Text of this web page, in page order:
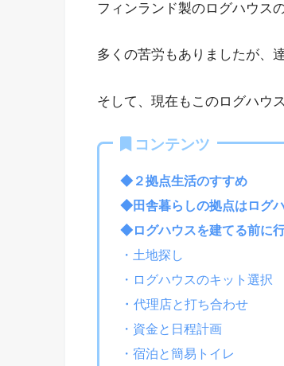
フィンランド製のログハウス
多くの苦労もありましたが、
そして、現在もこのログハウ
コンテンツ
◆２拠点生活のすすめ
◆田舎暮らしの拠点はログ
◆ログハウスを建てる前に
・土地探し
・ログハウスのキット選択
・ 代理店と打ち合わせ
・資金と日程計画
・宿泊と簡易トイレ